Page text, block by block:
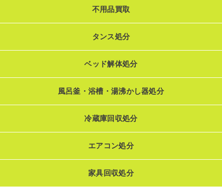
不用品買取
タンス処分
ベッド解体処分
風呂釜・浴槽・湯沸かし器処分
冷蔵庫回収処分
エアコン処分
家具回収処分